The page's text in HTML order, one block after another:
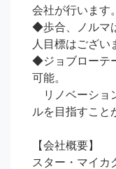
会社が行います。
◆歩合、ノルマ
人目標はござい
◆ジョブローテ
可能。
リノベーショ
ルを目指すこと
【会社概要】
スター・マイカ